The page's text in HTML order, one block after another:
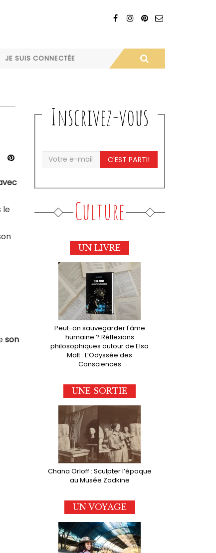
JE SUIS CONNECTÉE
le
son
Inscrivez-vous
C'EST PARTI!
Culture
UN LIVRE
Peut-on sauvegarder l'âme
humaine ? Réflexions
philosophiques autour de Elsa
Malt : L’Odyssée des
Consciences
UNE SORTIE
Chana Orloff : Sculpter l’époque
au Musée Zadkine
UN VOYAGE